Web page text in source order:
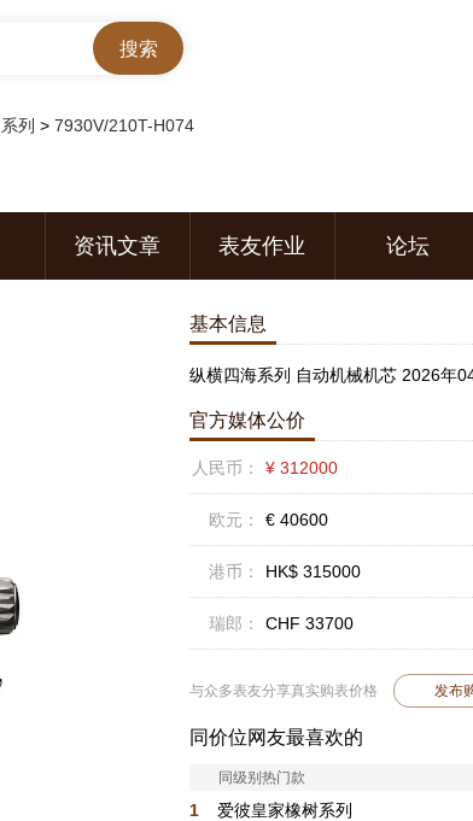
列 > 7930V/210T-H074
资讯文章 表友作业 论坛
基本信息
纵横四海系列 自动机械机芯 2026年
官方媒体公价
人民币： ¥ 312000
欧元： € 40600
港币： HK$ 315000
瑞郎： CHF 33700
与众多表友分享真实购表价格 发布
同价位网友最喜欢的
同级别热门款
1 爱彼皇家橡树系列